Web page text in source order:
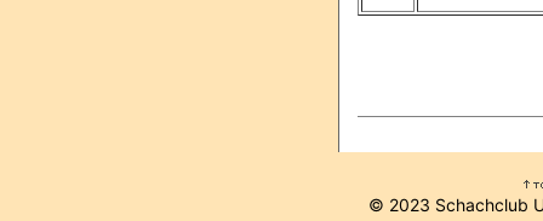
© 2023 Schachclub